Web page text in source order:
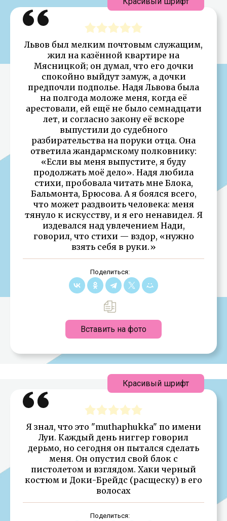
Львов был мелким почтовым служащим,
жил на казённой квартире на
Мясницкой; он думал, что его дочки
спокойно выйдут замуж, а дочки
предпочли подполье. Надя Львова была
на полгода моложе меня, когда её
арестовали, ей ещё не было семнадцати
лет, и согласно закону её вскоре
выпустили до судебного
разбирательства на поруки отца. Она
ответила жандармскому полковнику:
«Если вы меня выпустите, я буду
продолжать моё дело». Надя любила
стихи, пробовала читать мне Блока,
Бальмонта, Брюсова. А я боялся всего,
что может раздвоить человека: меня
тянуло к искусству, и я его ненавидел. Я
издевался над увлечением Нади,
говорил, что стихи — вздор, «нужно
взять себя в руки.»
Поделиться:
Вставить на фото
Я знал, что это "muthaphukka" по имени
Луи. Каждый день ниггер говорил
дерьмо, но сегодня он пытался сделать
меня. Он опустил свой блок с
пистолетом и взглядом. Хаки черный
костюм и Доки-Брейдс (расщеску) в его
волосах
Поделиться:
Красивый шрифт